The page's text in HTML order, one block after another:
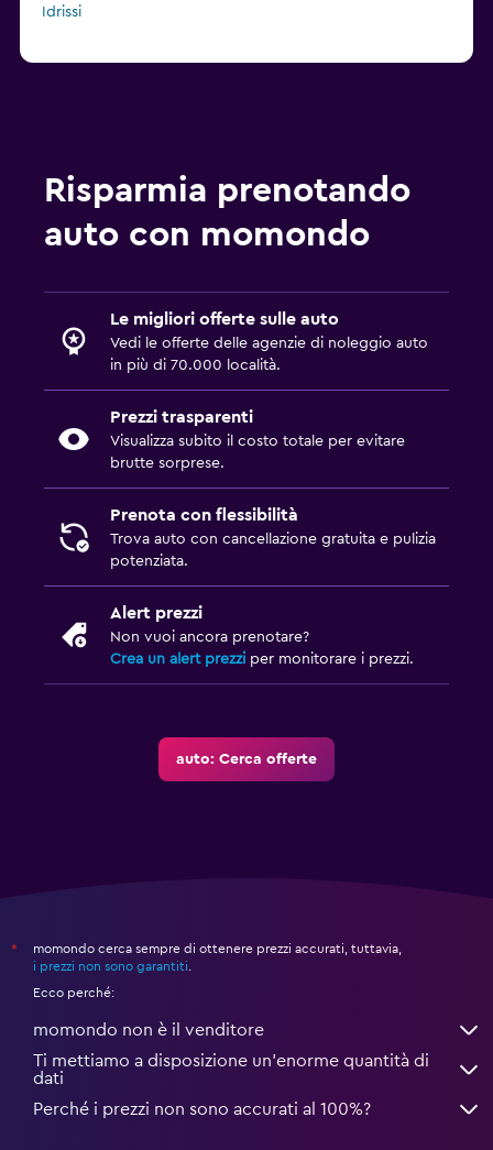
Idrissi
Risparmia prenotando
auto con momondo
Le migliori offerte sulle auto
Vedi le offerte delle agenzie di noleggio auto
in più di 70.000 località.
Prezzi trasparenti
Visualizza subito il costo totale per evitare
brutte sorprese.
Prenota con flessibilità
Trova auto con cancellazione gratuita e pulizia
potenziata.
Alert prezzi
Non vuoi ancora prenotare?
Crea un alert prezzi per monitorare i prezzi.
auto: Cerca offerte
*
momondo cerca sempre di ottenere prezzi accurati, tuttavia,
i prezzi non sono garantiti
Ecco perché:
momondo non è il venditore
Ti mettiamo a disposizione un’enorme quantità di
dati
Perché i prezzi non sono accurati al 100%?